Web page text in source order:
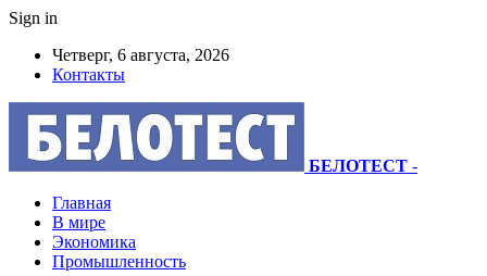
Sign in
Четверг, 6 августа, 2026
Контакты
БЕЛОТЕСТ -
Главная
В мире
Экономика
Промышленность